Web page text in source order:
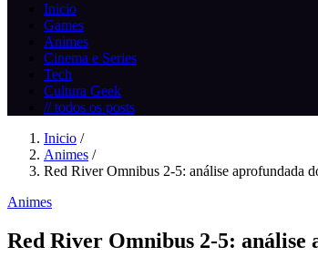
Inicio
Games
Animes
Cinema e Series
Tech
Cultura Geek
// todos os posts
Inicio /
Animes /
Red River Omnibus 2‑5: análise aprofundada
Animes
Red River Omnibus 2‑5: